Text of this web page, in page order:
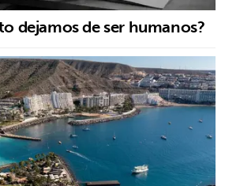
dejamos de ser humanos?